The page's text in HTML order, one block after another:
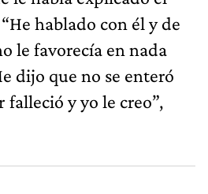
hablado con él y de
le favorecía en nada
dijo que no se enteró
y yo le creo”,